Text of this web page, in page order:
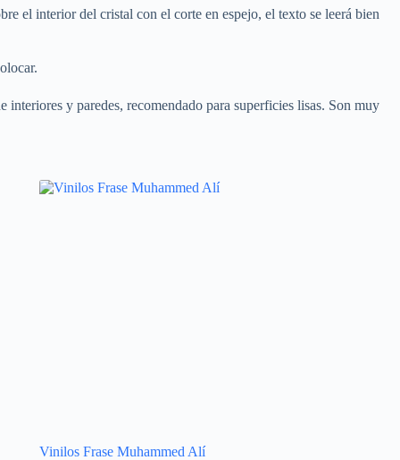
el interior del cristal con el corte en espejo, el texto se leerá bien
interiores y paredes, recomendado para superficies lisas. Son muy
Vinilos Frase Muhammed Alí